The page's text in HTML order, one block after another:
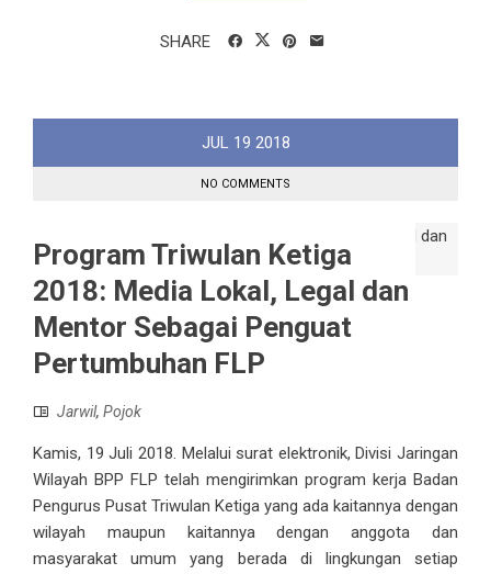
SHARE
JUL 19 2018
NO COMMENTS
Program Triwulan Ketiga
2018: Media Lokal, Legal dan
Mentor Sebagai Penguat
Pertumbuhan FLP
Jarwil, Pojok
Kamis, 19 Juli 2018. Melalui surat elektronik, Divisi Jaringan
Wilayah BPP FLP telah mengirimkan program kerja Badan
Pengurus Pusat Triwulan Ketiga yang ada kaitannya dengan
wilayah maupun kaitannya dengan anggota dan
masyarakat umum yang berada di lingkungan setiap